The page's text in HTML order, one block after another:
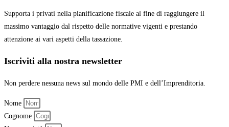
Supporta i privati nella pianificazione fiscale al fine di raggiungere il
massimo vantaggio dal rispetto delle normative vigenti e prestando
attenzione ai vari aspetti della tassazione.
Iscriviti alla nostra newsletter
Non perdere nessuna news sul mondo delle PMI e dell’Imprenditoria.
Nome
Cognome